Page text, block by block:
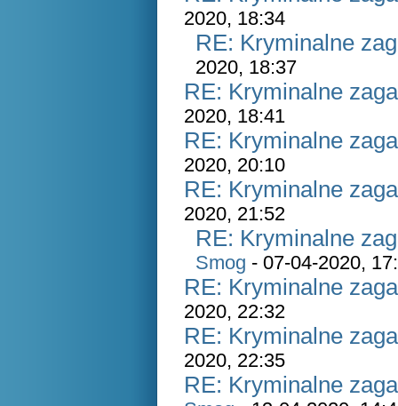
2020, 18:34
RE: Kryminalne
2020, 18:37
RE: Kryminalne
2020, 18:41
RE: Kryminalne
2020, 20:10
RE: Kryminalne
2020, 21:52
RE: Kryminalne
Smog - 07-04-2020,
RE: Kryminalne
2020, 22:32
RE: Kryminalne
2020, 22:35
RE: Kryminalne